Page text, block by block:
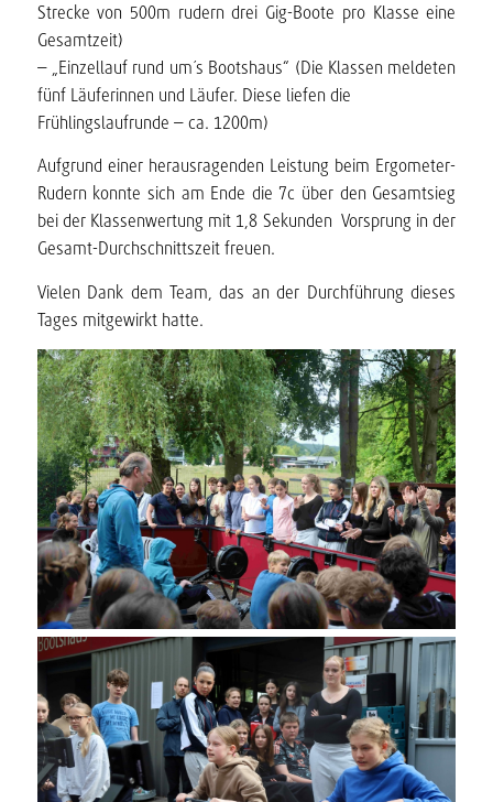
Strecke von 500m rudern drei Gig-Boote pro Klasse eine
Gesamtzeit)
– „Einzellauf rund um´s Bootshaus“ (Die Klassen meldeten
fünf Läuferinnen und Läufer. Diese liefen die
Frühlingslaufrunde – ca. 1200m)
Aufgrund einer herausragenden Leistung beim Ergometer-
Rudern konnte sich am Ende die 7c über den Gesamtsieg
bei der Klassenwertung mit 1,8 Sekunden Vorsprung in der
Gesamt-Durchschnittszeit freuen.
Vielen Dank dem Team, das an der Durchführung dieses
Tages mitgewirkt hatte.